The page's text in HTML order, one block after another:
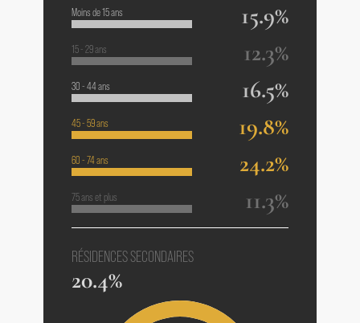
Moins de 15 ans 15.9%
15 - 29 ans 12.3%
30 - 44 ans 16.5%
45 - 59 ans 19.8%
60 - 74 ans 24.2%
75 ans et plus 11.3%
RÉSIDENCES SECONDAIRES
20.4%